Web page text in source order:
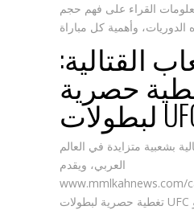
القراء على فهم حجم
القتالية:
حصرية
بشعبية متزايدة في العالم
العربي، ويقدم
www.mmlkahnews.com/
تغطية حصرية لبطولات UFC و WWE. يغطي الموقع